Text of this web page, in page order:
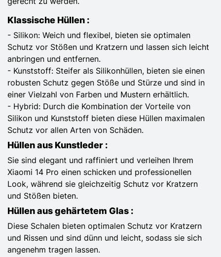
Klassische Hüllen :
- Silikon: Weich und flexibel, bieten sie optimalen
Schutz vor Stößen und Kratzern und lassen sich leicht
anbringen und entfernen.
- Kunststoff: Steifer als Silikonhüllen, bieten sie einen
robusten Schutz gegen Stöße und Stürze und sind in
einer Vielzahl von Farben und Mustern erhältlich.
- Hybrid: Durch die Kombination der Vorteile von
Silikon und Kunststoff bieten diese Hüllen maximalen
Schutz vor allen Arten von Schäden.
Hüllen aus Kunstleder :
Sie sind elegant und raffiniert und verleihen Ihrem
Xiaomi 14 Pro einen schicken und professionellen
Look, während sie gleichzeitig Schutz vor Kratzern
und Stößen bieten.
Hüllen aus gehärtetem Glas :
Diese Schalen bieten optimalen Schutz vor Kratzern
und Rissen und sind dünn und leicht, sodass sie sich
angenehm tragen lassen.